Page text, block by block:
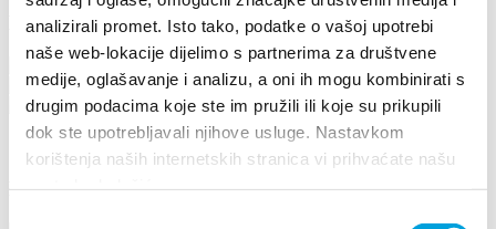
analizirali promet. Isto tako, podatke o vašoj upotrebi
naše web-lokacije dijelimo s partnerima za društvene
medije, oglašavanje i analizu, a oni ih mogu kombinirati s
drugim podacima koje ste im pružili ili koje su prikupili
dok ste upotrebljavali njihove usluge. Nastavkom
korištenja naših internetskih stranica vi prihvaćate našu
Barbara Ćevanić
Grginova 7, 21217 Kaštel Novi
+385917607679
cbarbara23@net.hr
Barbara Kuzmanić